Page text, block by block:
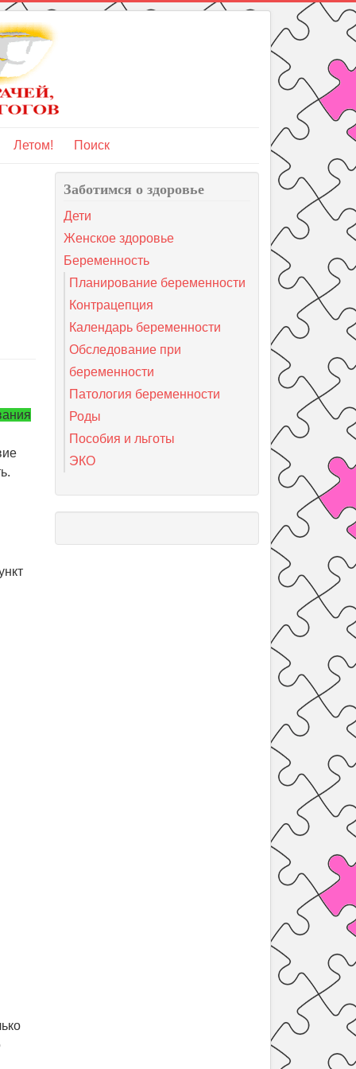
Летом! Поиск
Заботимся о здоровье
Дети
Женское здоровье
Беременность
Планирование беременности
Контрацепция
Календарь беременности
Обследование при
беременности
Патология беременности
Роды
Пособия и льготы
ЭКО